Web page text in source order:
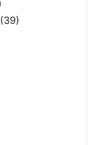
(39)